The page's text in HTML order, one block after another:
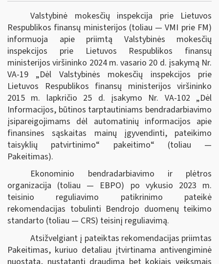
Valstybinė mokesčių inspekcija prie Lietuvos
Respublikos finansų ministerijos (toliau ― VMI prie FM)
informuoja apie priimtą Valstybinės mokesčių
inspekcijos prie Lietuvos Respublikos finansų
ministerijos viršininko 2024 m. vasario 20 d. įsakymą Nr.
VA-19 „Dėl Valstybinės mokesčių inspekcijos prie
Lietuvos Respublikos finansų ministerijos viršininko
2015 m. lapkričio 25 d. įsakymo Nr. VA-102 „Dėl
Informacijos, būtinos tarptautiniams bendradarbiavimo
įsipareigojimams dėl automatinių informacijos apie
finansines sąskaitas mainų įgyvendinti, pateikimo
taisyklių patvirtinimo“ pakeitimo“ (toliau —
Pakeitimas).
Ekonominio bendradarbiavimo ir plėtros
organizacija (toliau — EBPO) po vykusio 2023 m.
teisinio reguliavimo patikrinimo pateikė
rekomendacijas tobulinti Bendrojo duomenų teikimo
standarto (toliau — CRS) teisinį reguliavimą.
Atsižvelgiant į pateiktas rekomendacijas priimtas
Pakeitimas, kuriuo detaliau įtvirtinama antivengiminė
nuostata, nustatanti draudimą bet kokiais veiksmais